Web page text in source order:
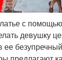
с
девушку